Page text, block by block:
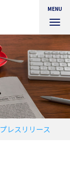
MENU
ビ
ゲ
ー
シ
ョ
ン
を
切
り
プレスリリース